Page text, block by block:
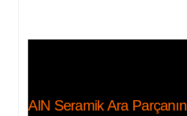
AlN Seramik Ara Parçanın